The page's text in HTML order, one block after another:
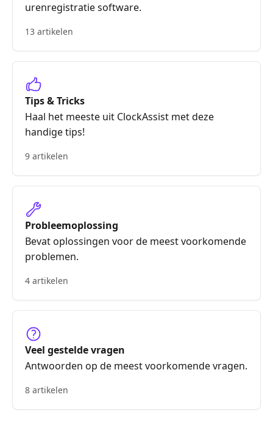
urenregistratie software.
13 artikelen
Tips & Tricks
Haal het meeste uit ClockAssist met deze
handige tips!
9 artikelen
Probleemoplossing
Bevat oplossingen voor de meest voorkomende
problemen.
4 artikelen
Veel gestelde vragen
Antwoorden op de meest voorkomende vragen.
8 artikelen